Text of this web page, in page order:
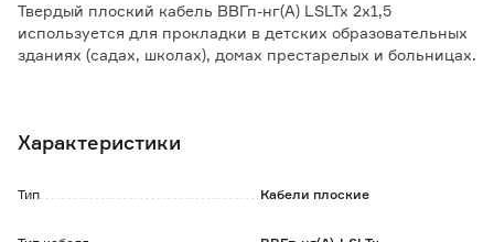
Твердый плоский кабель ВВГп-нг(А) LSLTx 2х1,5
используется для прокладки в детских образовательных
зданиях (садах, школах), домах престарелых и больницах.
примесей; изолированные жилы расположены
Характеристики
Тип Кабели плоские